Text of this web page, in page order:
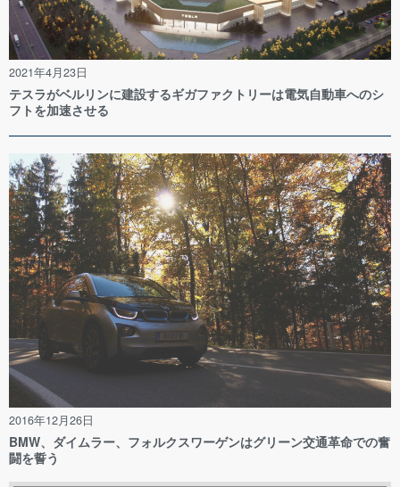
2021年4月23日
テスラがベルリンに建設するギガファクトリーは電気自動車へのシ
フトを加速させる
2016年12月26日
BMW、ダイムラー、フォルクスワーゲンはグリーン交通革命での奮
闘を誓う